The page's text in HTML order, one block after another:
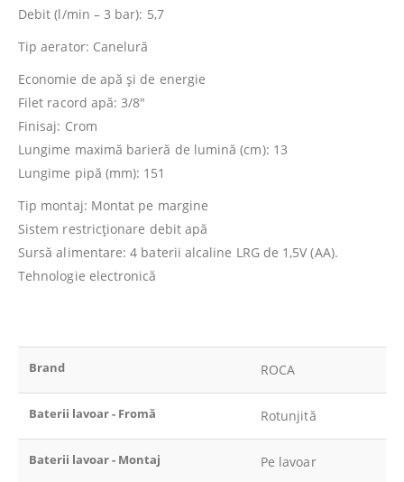
Debit (l/min – 3 bar): 5,7
Tip aerator: Canelură
Economie de apă şi de energie
Filet racord apă: 3/8″
Finisaj: Crom
Lungime maximă barieră de lumină (cm): 13
Lungime pipă (mm): 151
Tip montaj: Montat pe margine
Sistem restricţionare debit apă
Sursă alimentare: 4 baterii alcaline LRG de 1,5V (AA).
Tehnologie electronică
Brand ROCA
Baterii lavoar - Fromă Rotunjită
Baterii lavoar - Montaj Pe lavoar